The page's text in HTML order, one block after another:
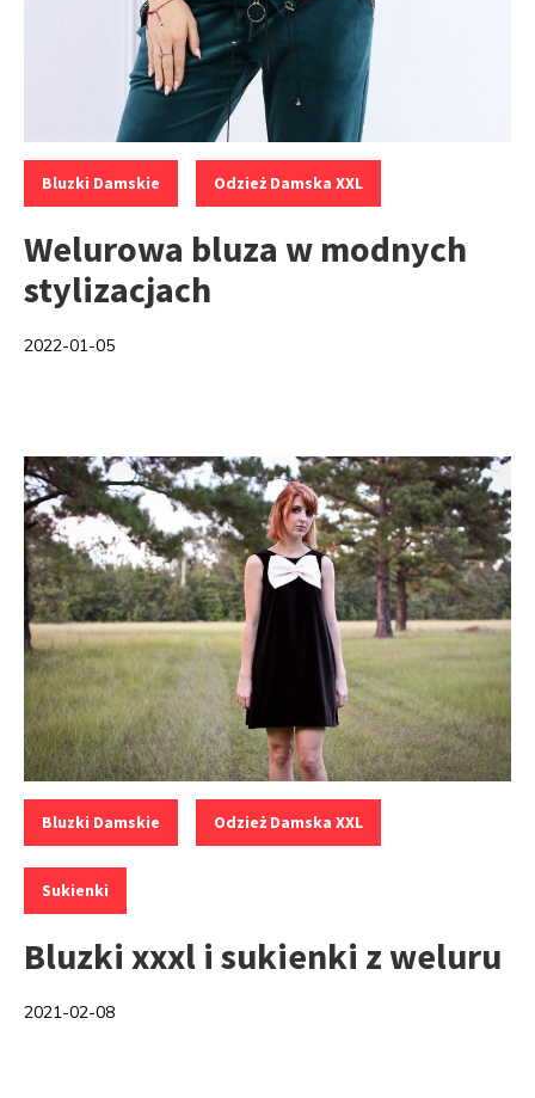
Kategorie:
Bluzki Damskie Odzież Damska XXL
Welurowa bluza w modnych
stylizacjach
2022-01-05
Kategorie:
Bluzki Damskie Odzież Damska XXL
Sukienki
Bluzki xxxl i sukienki z weluru
2021-02-08